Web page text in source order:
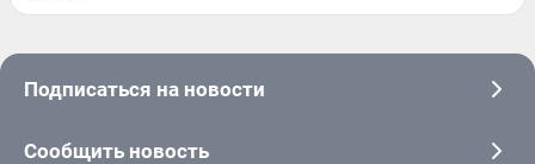
Подписаться на новости
Сообщить новость